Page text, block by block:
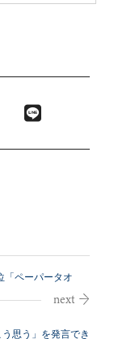
「ペーパータオ
思う」を発言でき